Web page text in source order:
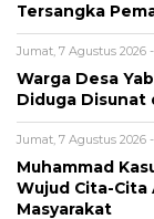
Tersangka
Jumat, 7 Agustus 2026
Warga Desa
Diduga Disunat
Jumat, 7 Agustus 2026
Muhammad
Wujud Cita-Cita
Masyarakat